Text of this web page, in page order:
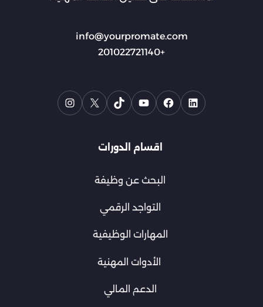
info@yourpromate.com
+201022721140
اقسام الدورات
البحث عن وظيفة
التواجد الرقمي
المهارات الوظيفية
الأدوات المهنية
الدعم المالي